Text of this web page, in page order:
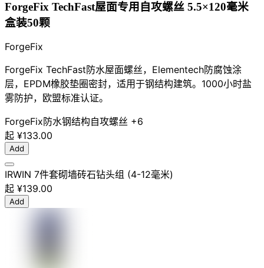
ForgeFix TechFast屋面专用自攻螺丝 5.5×120毫米
盒装50颗
ForgeFix
ForgeFix TechFast防水屋面螺丝，Elementech防腐蚀涂
层，EPDM橡胶垫圈密封，适用于钢结构建筑。1000小时盐
雾防护，欧盟标准认证。
ForgeFix防水钢结构自攻螺丝 +6
起 ¥133.00
Add
IRWIN 7件套砌墙砖石钻头组 (4-12毫米)
起 ¥139.00
Add